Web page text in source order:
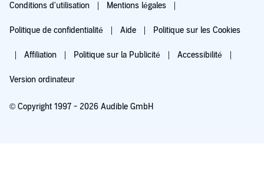
Conditions d'utilisation Mentions légales
Politique de confidentialité Aide Politique sur les Cookies
Affiliation Politique sur la Publicité Accessibilité
Version ordinateur
© Copyright 1997 - 2026 Audible GmbH